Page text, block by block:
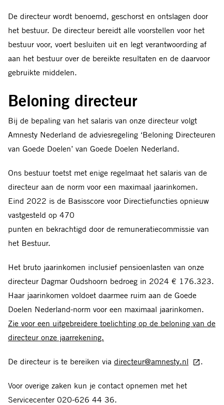
De directeur wordt benoemd, geschorst en ontslagen door
het bestuur. De directeur bereidt alle voorstellen voor het
bestuur voor, voert besluiten uit en legt verantwoording af
aan het bestuur over de bereikte resultaten en de daarvoor
gebruikte middelen.
Beloning directeur
Bij de bepaling van het salaris van onze directeur volgt
Amnesty Nederland de adviesregeling ‘Beloning Directeuren
van Goede Doelen’ van Goede Doelen Nederland.
Ons bestuur toetst met enige regelmaat het salaris van de
directeur aan de norm voor een maximaal jaarinkomen.
Eind 2022 is de Basisscore voor Directiefuncties opnieuw
vastgesteld op 470
punten en bekrachtigd door de remuneratiecommissie van
het Bestuur.
Het bruto jaarinkomen inclusief pensioenlasten van onze
directeur Dagmar Oudshoorn bedroeg in 2024 € 176.323.
Haar jaarinkomen voldoet daarmee ruim aan de Goede
Doelen Nederland-norm voor een maximaal jaarinkomen.
Zie voor een uitgebreidere toelichting op de beloning van de
directeur onze jaarrekening.
De directeur is te bereiken via directeur@amnesty.nl .
Voor overige zaken kun je contact opnemen met het
Servicecenter 020-626 44 36.